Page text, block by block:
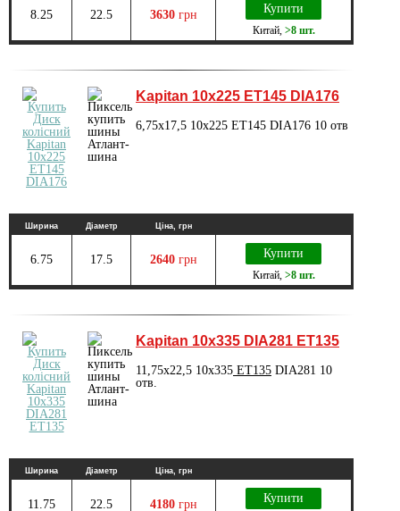
8.25 22.5 3630 грн Купити
Китай, >8 шт.
Kapitan 10x225 ET145 DIA176
6,75x17,5 10x225 ET145 DIA176 10 отв
Ширина Діаметр Ціна, грн
6.75 17.5 2640 грн Купити
Китай, >8 шт.
Kapitan 10x335 DIA281 ET135
11,75x22,5 10x335 ET135 DIA281 10
отв.
Ширина Діаметр Ціна, грн
11.75 22.5 4180 грн Купити